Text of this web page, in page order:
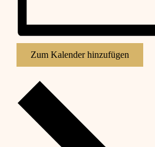
Zum Kalender hinzufügen